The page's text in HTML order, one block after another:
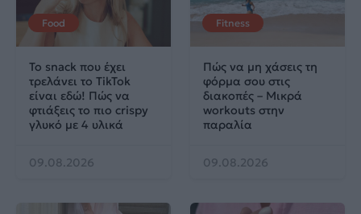
Food
Το snack που έχει
τρελάνει το TikTok
είναι εδώ! Πώς να
φτιάξεις το πιο crispy
γλυκό με 4 υλικά
09.08.2026
Fitness
Πώς να μη χάσεις τη
φόρμα σου στις
διακοπές – Μικρά
workouts στην
παραλία
09.08.2026